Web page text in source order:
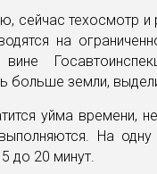
сейчас техосмотр и
на
больше земли,
уйма времени,
На
до 20 минут.